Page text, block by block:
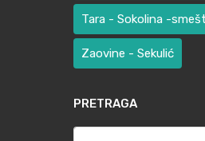
Tara - Sokolina -
Zaovine - Sekulić
PRETRAGA